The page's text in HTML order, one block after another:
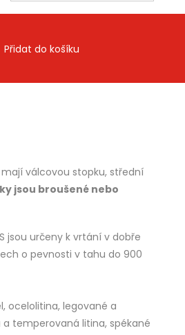
Přidat do košíku
mají válcovou stopku, střední
jsou broušené nebo
jsou určeny k vrtání v dobře
o pevnosti v tahu do 900
ocelolitina, legované a
temperovaná litina, spékané